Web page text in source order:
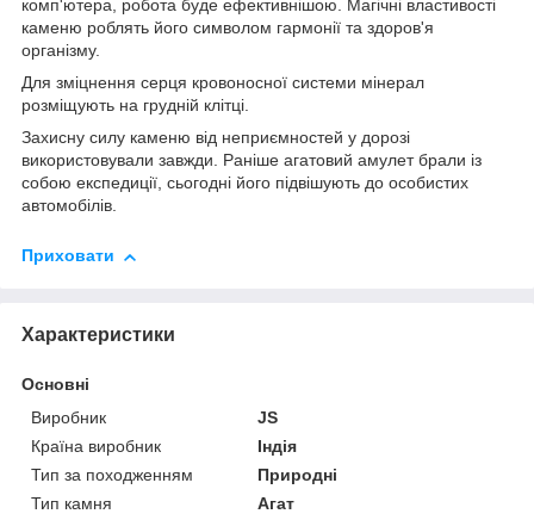
комп'ютера, робота буде ефективнішою. Магічні властивості
каменю роблять його символом гармонії та здоров'я
організму.
Для зміцнення серця кровоносної системи мінерал
розміщують на грудній клітці.
Захисну силу каменю від неприємностей у дорозі
використовували завжди. Раніше агатовий амулет брали із
собою експедиції, сьогодні його підвішують до особистих
автомобілів.
Приховати
Характеристики
Основні
Виробник
JS
Країна виробник
Індія
Тип за походженням
Природні
Тип камня
Агат